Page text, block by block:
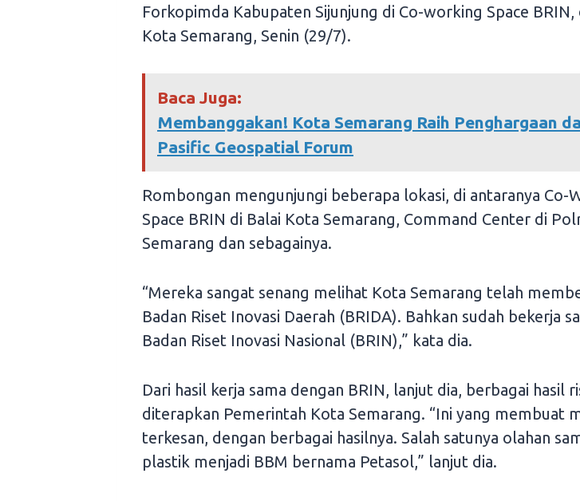
Forkopimda Kabupaten Sijunjung di Co-working Space BRIN,
Kota Semarang, Senin (29/7).
Baca Juga:
Membanggakan! Kota Semarang Raih Penghargaan
Pasific Geospatial Forum
Rombongan mengunjungi beberapa lokasi, di antaranya Co-
Space BRIN di Balai Kota Semarang, Command Center di
Semarang dan sebagainya.
“Mereka sangat senang melihat Kota Semarang telah
Badan Riset Inovasi Daerah (BRIDA). Bahkan sudah bekerja
Badan Riset Inovasi Nasional (BRIN),” kata dia.
Dari hasil kerja sama dengan BRIN, lanjut dia, berbagai hasil
diterapkan Pemerintah Kota Semarang. “Ini yang membuat
terkesan, dengan berbagai hasilnya. Salah satunya olahan
plastik menjadi BBM bernama Petasol,” lanjut dia.